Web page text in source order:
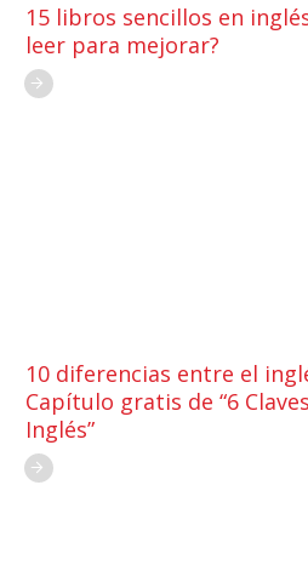
15 libros sencillos en
leer para mejorar?
10 diferencias entre el
Capítulo gratis de “6
Inglés”